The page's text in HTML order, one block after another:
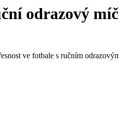
odrazový míč
ve fotbale s ručním